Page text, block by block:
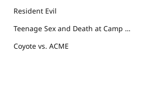
Resident Evil
Teenage Sex and Death at Camp Miasma
Coyote vs. ACME